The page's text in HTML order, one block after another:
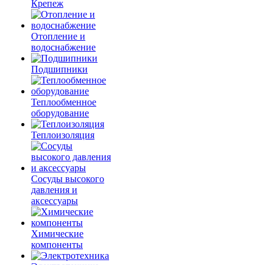
Крепеж
Отопление и
водоснабжение
Подшипники
Теплообменное
оборудование
Теплоизоляция
Сосуды высокого
давления и
аксессуары
Химические
компоненты